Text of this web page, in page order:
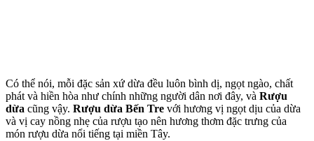
Có thể nói, mỗi đặc sản xứ dừa đều luôn bình dị, ngọt ngào, chất
phát và hiền hòa như chính những người dân nơi đây, và Rượu
dừa cũng vậy. Rượu dừa Bến Tre với hương vị ngọt dịu của dừa
và vị cay nồng nhẹ của rượu tạo nên hương thơm đặc trưng của
món rượu dừa nổi tiếng tại miền Tây.